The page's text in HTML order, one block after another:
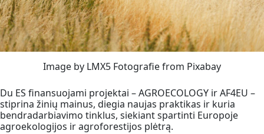
Image by LMX5 Fotografie from Pixabay
Du ES finansuojami projektai – AGROECOLOGY ir AF4EU –
stiprina žinių mainus, diegia naujas praktikas ir kuria
bendradarbiavimo tinklus, siekiant spartinti Europoje
agroekologijos ir agroforestijos plėtrą.